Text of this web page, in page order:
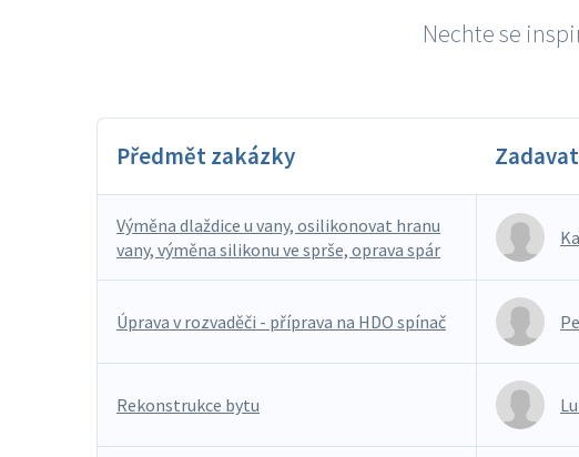
Nechte se
Předmět zakázky
Výměna dlaždice u vany, osilikonovat hranu
vany, výměna silikonu ve sprše, oprava spár
Úprava v rozvaděči - příprava na HDO spínač
Rekonstrukce bytu